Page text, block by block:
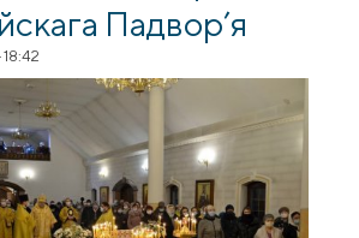
Падвор’я